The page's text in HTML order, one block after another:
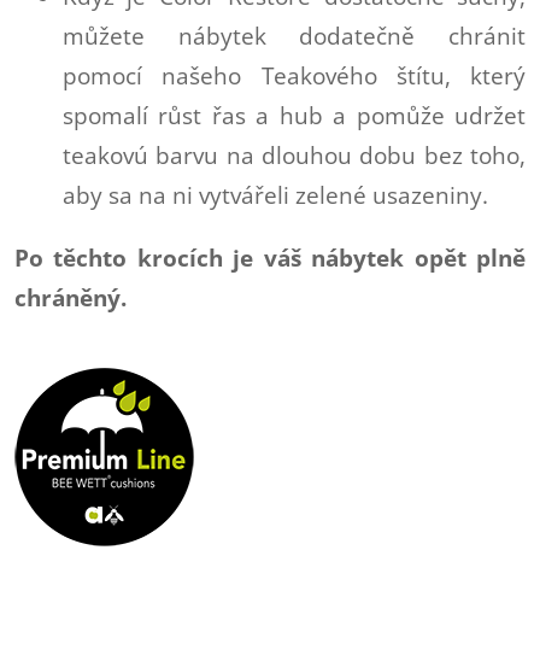
můžete nábytek dodatečně chránit
pomocí našeho Teakového štítu, který
spomalí růst řas a hub a pomůže udržet
teakovú barvu na dlouhou dobu bez toho,
aby sa na ni vytvářeli zelené usazeniny.
Po těchto krocích je váš nábytek opět plně
chráněný.